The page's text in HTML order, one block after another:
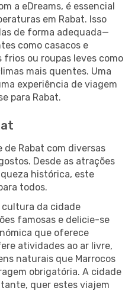
a eDreams, é essencial
em Rabat. Isso
de forma adequada—
como casacos e
frios ou roupas leves como
mais quentes. Uma
experiência de viagem
para Rabat.
de Rabat com diversas
Desde as atrações
histórica, este
todos.
cultura da cidade
famosas e delicie-se
que oferece
atividades ao ar livre,
naturais que Marrocos
obrigatória. A cidade
quer estes viajem